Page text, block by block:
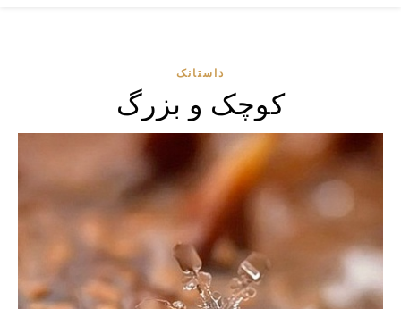
داستانک
کوچک و بزرگ